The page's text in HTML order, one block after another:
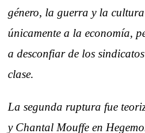
género, la guerra y la
únicamente a la economía,
a desconfiar de los
clase.
La segunda ruptura fue
y Chantal Mouffe en